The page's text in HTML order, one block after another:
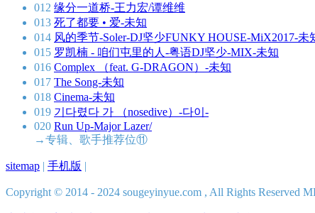
012 缘分一道桥-王力宏/谭维维
013 死了都要 • 爱-未知
014 风的季节-Soler-DJ坚少FUNKY HOUSE-MiX2017-未
015 罗凯楠 - 咱们屯里的人-粤语DJ坚少-MIX-未知
016 Complex （feat. G-DRAGON）-未知
017 The Song-未知
018 Cinema-未知
019 기다렸다 가 （nosedive）-다이-
020 Run Up-Major Lazer/
→专辑、歌手推荐位⑪
sitemap | 手机版 |
Copyright © 2014 - 2024 sougeyinyue.com , All Rights Reserved